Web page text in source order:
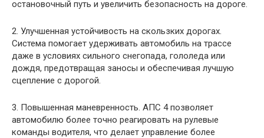
остановочный путь и увеличить безопасность на дороге.
2. Улучшенная устойчивость на скользких дорогах.
Система помогает удерживать автомобиль на трассе
даже в условиях сильного снегопада, гололеда или
дождя, предотвращая заносы и обеспечивая лучшую
сцепление с дорогой.
3. Повышенная маневренность. АПС 4 позволяет
автомобилю более точно реагировать на рулевые
команды водителя, что делает управление более